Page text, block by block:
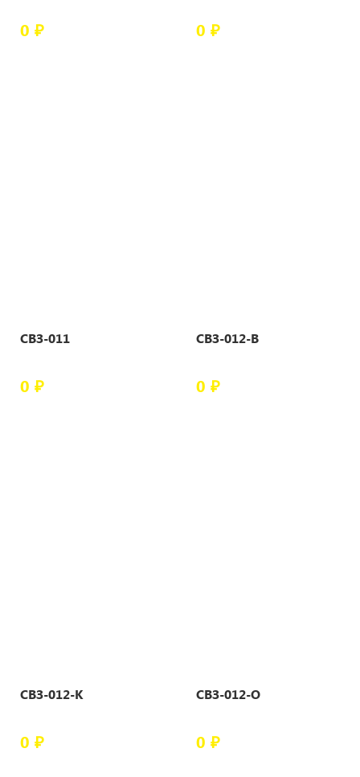
0 ₽ 0 ₽
СВЗ-011
0 ₽
СВЗ-012-В
0 ₽
СВЗ-012-К
0 ₽
СВЗ-012-О
0 ₽